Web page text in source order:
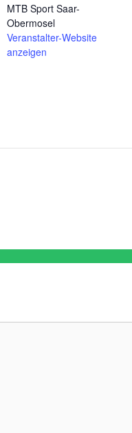
MTB Sport Saar-
Obermosel
Veranstalter-Website
anzeigen